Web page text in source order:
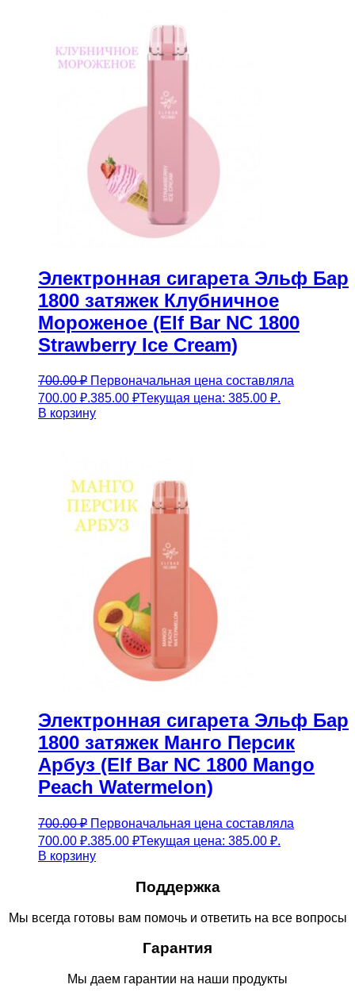
Электронная сигарета Эльф Бар
1800 затяжек Клубничное
Мороженое (Elf Bar NC 1800
Strawberry Ice Cream)
700.00₽ Первоначальная цена составляла
700.00 ₽.385.00 ₽Текущая цена: 385.00 ₽.
В корзину
Электронная сигарета Эльф Бар
1800 затяжек Манго Персик
Арбуз (Elf Bar NC 1800 Mango
Peach Watermelon)
700.00₽ Первоначальная цена составляла
700.00 ₽.385.00 ₽Текущая цена: 385.00 ₽.
В корзину
Поддержка
Мы всегда готовы вам помочь и ответить на все вопросы
Гарантия
Мы даем гарантии на наши продукты